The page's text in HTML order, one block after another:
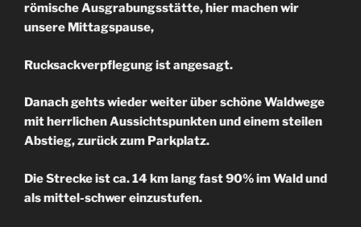
römische Ausgrabungsstätte, hier machen wir
unsere Mittagspause,
Rucksackverpflegung ist angesagt.
Danach gehts wieder weiter über schöne Waldwege
mit herrlichen Aussichtspunkten und einem steilen
Abstieg, zurück zum Parkplatz.
Die Strecke ist ca. 14 km lang fast 90% im Wald und
als mittel-schwer einzustufen.